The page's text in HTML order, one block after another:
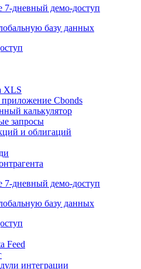
7-дневный
базу данных
XLS
Cbonds
калькулятор
запросы
7-дневный
базу данных